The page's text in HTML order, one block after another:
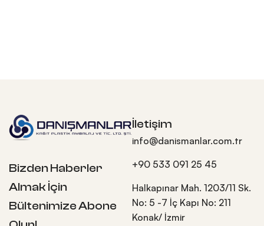
Bizden Haberler
Almak İçin
Bültenimize Abone
İletişim
info@danismanlar.com.tr
+90 533 091 25 45
Halkapınar Mah. 1203/11 Sk.
No: 5 -7 İç Kapı No: 211
Konak/ İzmir